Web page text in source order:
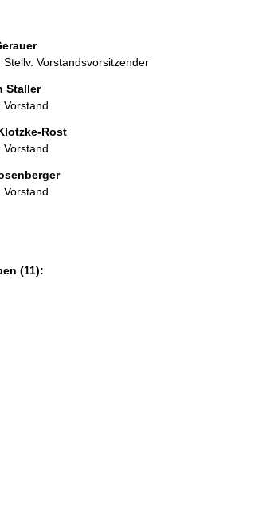
Stellv. Vorstandsvorsitzender
Staller
Vorstand
Rost
Vorstand
Vorstand
(11):